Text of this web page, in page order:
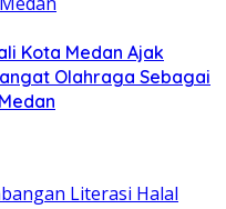
Kota Medan Ajak
Olahraga Sebagai